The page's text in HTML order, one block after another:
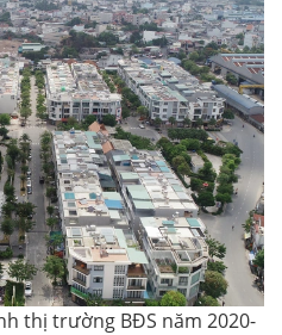
thị trường BĐS năm 2020-